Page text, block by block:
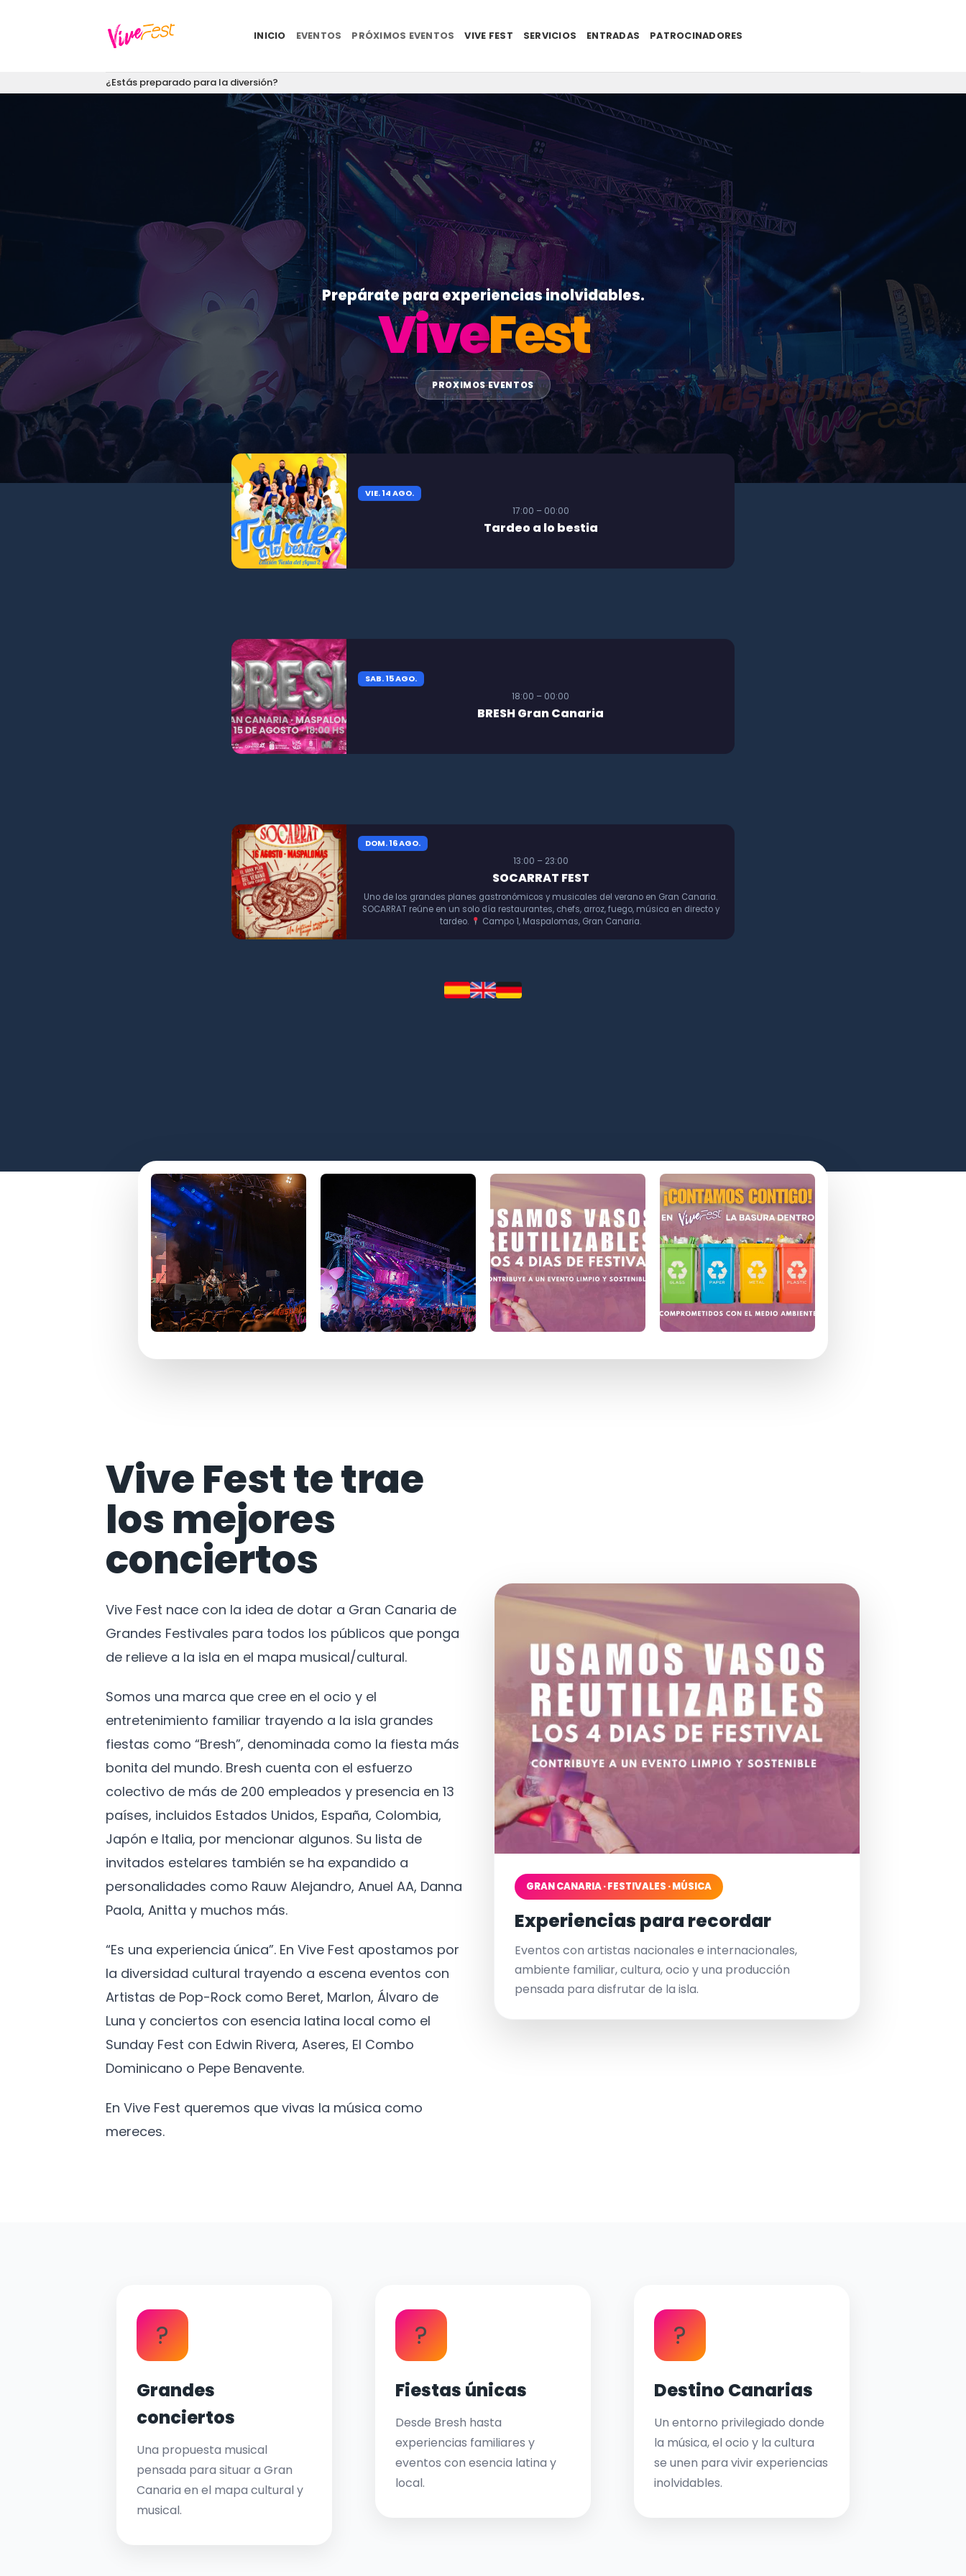
INICIO EVENTOS PRÓXIMOS EVENTOS VIVE FEST SERVICIOS ENTRADAS PATROCINADORES
¿Estás preparado para la diversión?
Prepárate para experiencias inolvidables.
ViveFest
PROXIMOS EVENTOS
VIE. 14 AGO.
17:00 – 00:00
Tardeo a lo bestia
SAB. 15 AGO.
18:00 – 00:00
BRESH Gran Canaria
DOM. 16 AGO.
13:00 – 23:00
SOCARRAT FEST
Uno de los grandes planes gastronómicos y musicales del verano en Gran Canaria.
SOCARRAT reúne en un solo día restaurantes, chefs, arroz, fuego, música en directo y
tardeo.
Campo 1, Maspalomas, Gran Canaria.
Vive Fest te trae
los mejores
conciertos
Vive Fest nace con la idea de dotar a Gran Canaria de
Grandes Festivales para todos los públicos que ponga
de relieve a la isla en el mapa musical/cultural.
Somos una marca que cree en el ocio y el
entretenimiento familiar trayendo a la isla grandes
fiestas como “Bresh”, denominada como la fiesta más
bonita del mundo. Bresh cuenta con el esfuerzo
colectivo de más de 200 empleados y presencia en 13
países, incluidos Estados Unidos, España, Colombia,
Japón e Italia, por mencionar algunos. Su lista de
invitados estelares también se ha expandido a
personalidades como Rauw Alejandro, Anuel AA, Danna
Paola, Anitta y muchos más.
“Es una experiencia única”. En Vive Fest apostamos por
la diversidad cultural trayendo a escena eventos con
Artistas de Pop-Rock como Beret, Marlon, Álvaro de
Luna y conciertos con esencia latina local como el
Sunday Fest con Edwin Rivera, Aseres, El Combo
Dominicano o Pepe Benavente.
En Vive Fest queremos que vivas la música como
mereces.
GRAN CANARIA · FESTIVALES · MÚSICA
Experiencias para recordar
Eventos con artistas nacionales e internacionales,
ambiente familiar, cultura, ocio y una producción
pensada para disfrutar de la isla.
?
Grandes
conciertos
Una propuesta musical
pensada para situar a Gran
Canaria en el mapa cultural y
musical.
?
Fiestas únicas
Desde Bresh hasta
experiencias familiares y
eventos con esencia latina y
local.
?
Destino Canarias
Un entorno privilegiado donde
la música, el ocio y la cultura
se unen para vivir experiencias
inolvidables.